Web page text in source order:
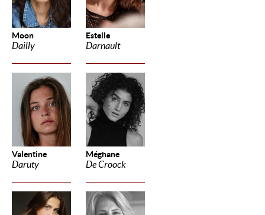
Moon
Dailly
Estelle
Darnault
Valentine
Daruty
Méghane
De Croock